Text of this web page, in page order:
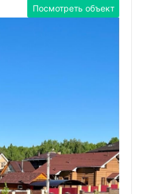
Посмотреть объект